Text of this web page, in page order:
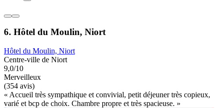
6. Hôtel du Moulin, Niort
Hôtel du Moulin, Niort
Centre-ville de Niort
9,0/10
Merveilleux
(354 avis)
« Accueil très sympathique et convivial, petit déjeuner très copieux,
varié et bcp de choix. Chambre propre et très spacieuse. »